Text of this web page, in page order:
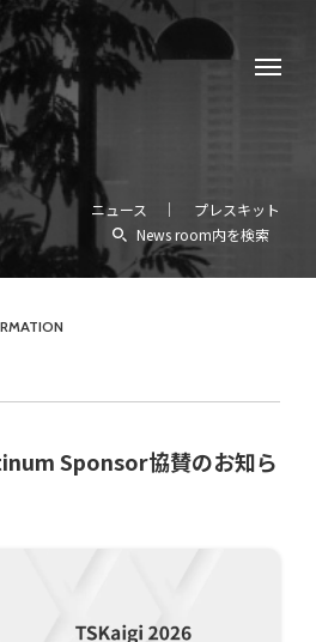
ニュース
プレスキット
News room内を検索
Sponsor協賛のお知ら